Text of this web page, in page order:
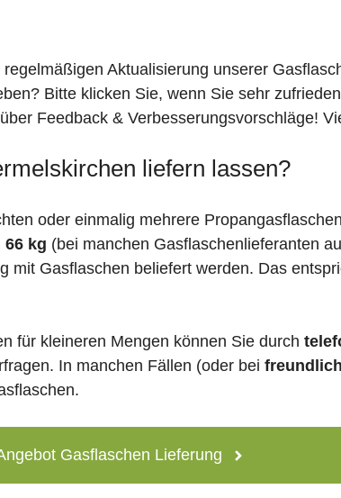
Aktualisierung unserer
Bitte klicken Sie, wenn Sie sehr
Feedback & Verbesserungsvorschläge!
liefern lassen?
oder einmalig mehrere
66 kg (bei manchen Gasflaschenlieferanten
mit Gasflaschen beliefert werden. Das
für kleineren Mengen können Sie durch
In manchen Fällen (oder bei
Gasflaschen Lieferung